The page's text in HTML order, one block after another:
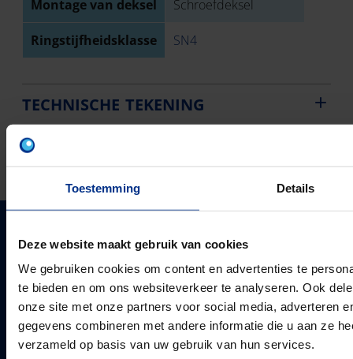
Toestemming Details
Deze website maakt gebruik van cookies
We gebruiken cookies om content en advertenties te
te bieden en om ons websiteverkeer te analyseren. Ook
onze site met onze partners voor social media, adverteren
gegevens combineren met andere informatie die u aan ze
verzameld op basis van uw gebruik van hun services.
Montage van deksel Schroefdeksel
Ringstijfheidsklasse SN4
TECHNISCHE TEKENING
DOWNLOADS
PIPELIFE NEDERLAND B.V.
Pipelife is één van de grootste producenten van
kunststof leidingsystemen in Europa. Sinds 1947
ontwikkelt, produceert en levert de vestiging in
Enkhuizen een compleet en trendsettend programma.
PIPELIFE
Over ons
Projecten & Nieuws
VOLG ONS